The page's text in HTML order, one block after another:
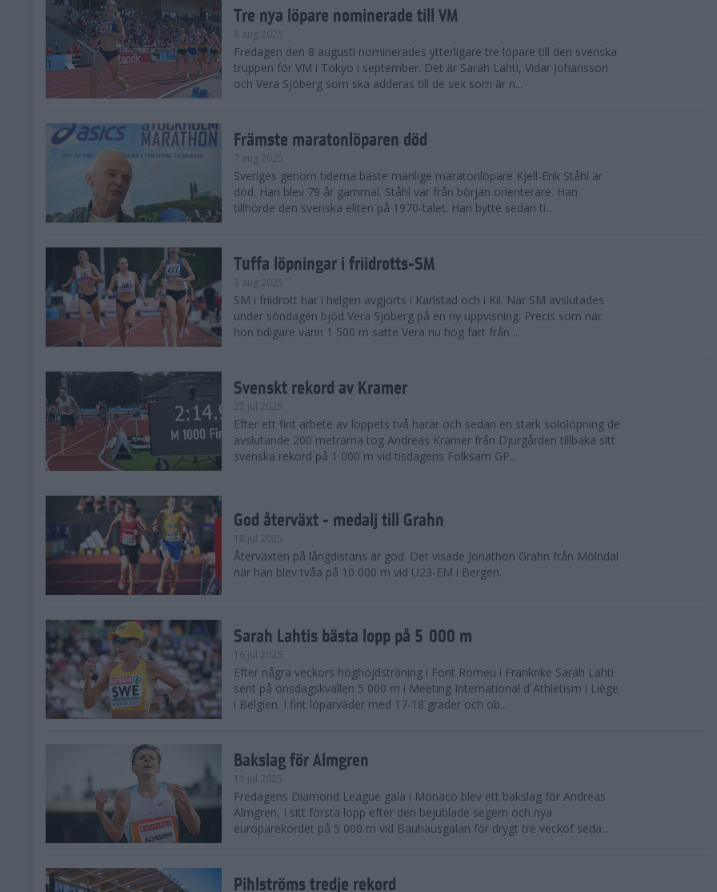
Tre nya löpare nominerade till VM
8 aug 2025
Fredagen den 8 augusti nominerades ytterligare tre löpare till den svenska
truppen för VM i Tokyo i september. Det är Sarah Lahti, Vidar Johansson
och Vera Sjöberg som ska adderas till de sex som är n...
Främste maratonlöparen död
7 aug 2025
Sveriges genom tiderna bäste manlige maratonlöpare Kjell-Erik Ståhl är
död. Han blev 79 år gammal. Ståhl var från början orienterare. Han
tillhörde den svenska eliten på 1970-talet. Han bytte sedan ti...
Tuffa löpningar i friidrotts-SM
3 aug 2025
SM i friidrott har i helgen avgjorts i Karlstad och i Kil. När SM avslutades
under söndagen bjöd Vera Sjöberg på en ny uppvisning. Precis som när
hon tidigare vann 1 500 m satte Vera nu hög fart från ...
Svenskt rekord av Kramer
22 jul 2025
Efter ett fint arbete av loppets två harar och sedan en stark sololöpning de
avslutande 200 metrarna tog Andreas Kramer från Djurgården tillbaka sitt
svenska rekord på 1 000 m vid tisdagens Folksam GP...
God återväxt - medalj till Grahn
18 jul 2025
Återväxten på långdistans är god. Det visade Jonathon Grahn från Mölndal
när han blev tvåa på 10 000 m vid U23-EM i Bergen.
Sarah Lahtis bästa lopp på 5 000 m
16 jul 2025
Efter några veckors höghöjdsträning i Font Romeu i Frankrike Sarah Lahti
sent på onsdagskvällen 5 000 m i Meeting International d´Athletism i Liège
i Belgien. I fint löparväder med 17-18 grader och ob...
Bakslag för Almgren
11 jul 2025
Fredagens Diamond League gala i Monaco blev ett bakslag för Andreas
Almgren, I sitt första lopp efter den bejublade segern och nya
europarekordet på 5 000 m vid Bauhausgalan för drygt tre veckof seda...
Pihlströms tredje rekord